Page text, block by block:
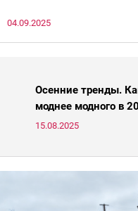
паники.
04.09.2025
Осенние тренды.
моднее модного в
носить, а что нет
15.08.2025